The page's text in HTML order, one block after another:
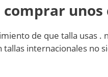
unos
de que talla usas
internacionales no